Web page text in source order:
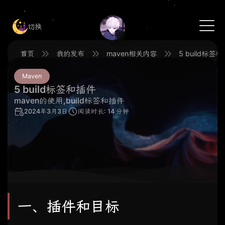
切换
🍥
首页 我的发布 maven相关内容 5 build标签和
Maven
5 build标签和插件
maven的使用,build标签和插件
2024年3月3日 阅读时长: 14 分钟
一、插件和目标